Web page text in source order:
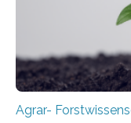
Agrar-